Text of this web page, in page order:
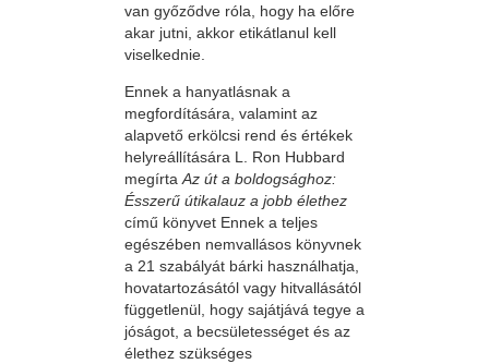
van győződve róla, hogy ha előre
akar jutni, akkor etikátlanul kell
viselkednie.
Ennek a hanyatlásnak a
megfordítására, valamint az
alapvető erkölcsi rend és értékek
helyreállítására L. Ron Hubbard
megírtaAz út a boldogsághoz:
Ésszerű útikalauz a jobb élethez
című könyvet Ennek a teljes
egészében nemvallásos könyvnek
a 21 szabályát bárki használhatja,
hovatartozásától vagy hitvallásától
függetlenül, hogy sajátjává tegye a
jóságot, a becsületességet és az
élethez szükséges